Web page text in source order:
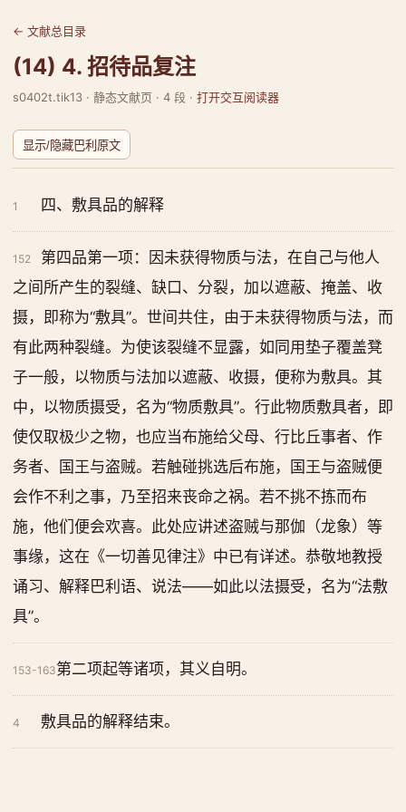
← 文献总目录
(14) 4. 招待品复注
s0402t.tik13 · 静态文献页 · 4 段 · 打开交互阅读器
显示/隐藏巴利原文
1 四、敷具品的解释
152
第四品第一项：因未获得物质与法，在自己与他人
之间所产生的裂缝、缺口、分裂，加以遮蔽、掩盖、收
摄，即称为“敷具”。世间共住，由于未获得物质与法，而
有此两种裂缝。为使该裂缝不显露，如同用垫子覆盖凳
子一般，以物质与法加以遮蔽、收摄，便称为敷具。其
中，以物质摄受，名为“物质敷具”。行此物质敷具者，即
使仅取极少之物，也应当布施给父母、行比丘事者、作
务者、国王与盗贼。若触碰挑选后布施，国王与盗贼便
会作不利之事，乃至招来丧命之祸。若不挑不拣而布
施，他们便会欢喜。此处应讲述盗贼与那伽（龙象）等
事缘，这在《一切善见律注》中已有详述。恭敬地教授
诵习、解释巴利语、说法——如此以法摄受，名为“法敷
具”。
153-163第二项起等诸项，其义自明。
4 敷具品的解释结束。